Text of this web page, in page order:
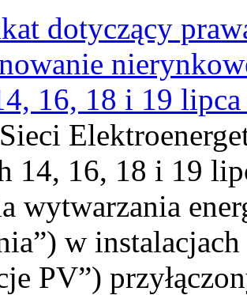
dotyczący
16, 18 i 19
14, 16, 18 i 19
wytwarzania
w
PV”)